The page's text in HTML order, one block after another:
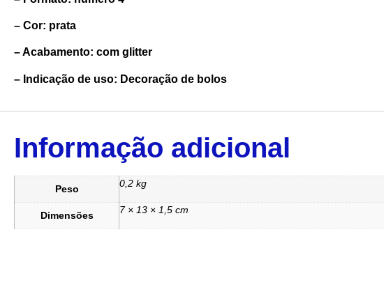
– Cor: prata
– Acabamento: com glitter
– Indicação de uso: Decoração de bolos
Informação adicional
Peso 0,2 kg
Dimensões 7 × 13 × 1,5 cm